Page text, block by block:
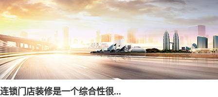
连锁门店装修是一个综合性很...